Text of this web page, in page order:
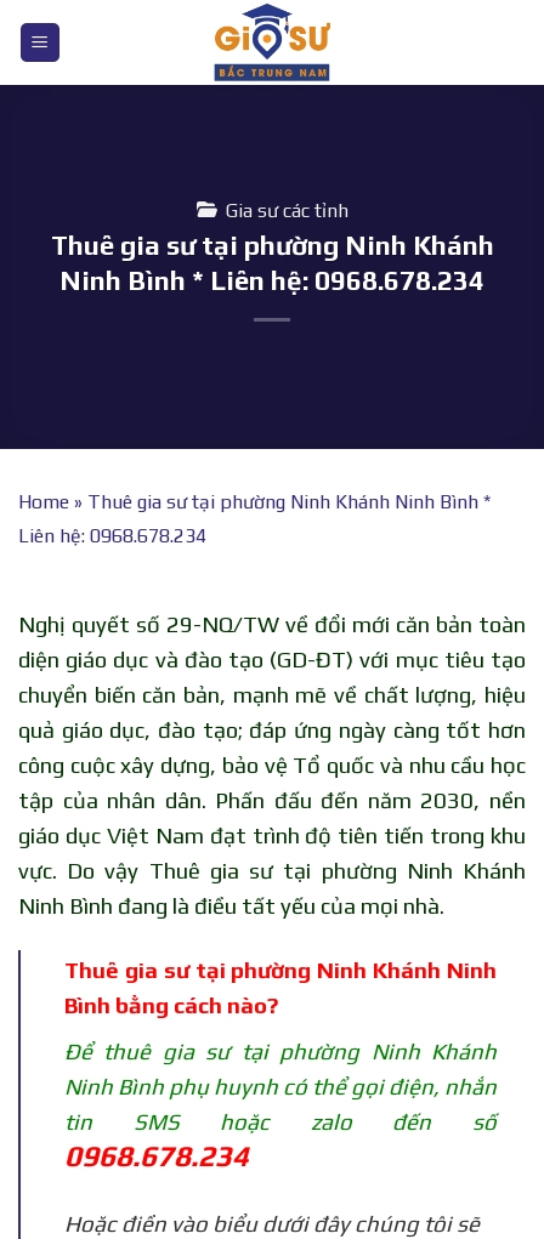
nội
Gia sư các tỉnh
Thuê gia sư tại phường Ninh Khánh
Ninh Bình * Liên hệ: 0968.678.234
Home » Thuê gia sư tại phường Ninh Khánh Ninh Bình *
Liên hệ: 0968.678.234
Nghị quyết số 29-NQ/TW về đổi mới căn bản toàn
diện giáo dục và đào tạo (GD-ĐT) với mục tiêu tạo
chuyển biến căn bản, mạnh mẽ về chất lượng, hiệu
quả giáo dục, đào tạo; đáp ứng ngày càng tốt hơn
công cuộc xây dựng, bảo vệ Tổ quốc và nhu cầu học
tập của nhân dân. Phấn đấu đến năm 2030, nền
giáo dục Việt Nam đạt trình độ tiên tiến trong khu
vực. Do vậy Thuê gia sư tại phường Ninh Khánh
Ninh Bình đang là điều tất yếu của mọi nhà.
Thuê gia sư tại phường Ninh Khánh Ninh
Bình bằng cách nào?
Để thuê gia sư tại phường Ninh Khánh
Ninh Bình phụ huynh có thể gọi điện, nhắn
tin SMS hoặc zalo đến số
0968.678.234
Hoặc điền vào biểu dưới đây chúng tôi sẽ